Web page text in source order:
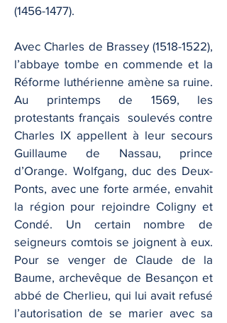
(1456-1477).
Avec Charles de Brassey (1518-1522),
l’abbaye tombe en commende et la
Réforme luthérienne amène sa ruine.
Au printemps de 1569, les
protestants français soulevés contre
Charles IX appellent à leur secours
Guillaume de Nassau, prince
d’Orange. Wolfgang, duc des Deux-
Ponts, avec une forte armée, envahit
la région pour rejoindre Coligny et
Condé. Un certain nombre de
seigneurs comtois se joignent à eux.
Pour se venger de Claude de la
Baume, archevêque de Besançon et
abbé de Cherlieu, qui lui avait refusé
l’autorisation de se marier avec sa